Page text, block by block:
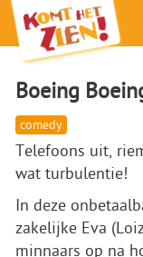
Boeing
comedy
Telefoons uit,
wat turbulentie!
In deze
zakelijke Eva
minnaars op na